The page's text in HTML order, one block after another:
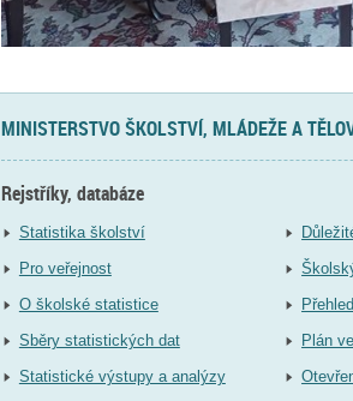
MINISTERSTVO ŠKOLSTVÍ, MLÁDEŽE A
Rejstříky, databáze
Statistika školství
Pro veřejnost
O školské statistice
Sběry statistických dat
Statistické výstupy a analýzy
Plán